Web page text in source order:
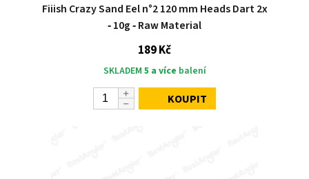
Fiiish Crazy Sand Eel n°2 120 mm Heads Dart 2x
‑ 10g ‑ Raw Material
189 Kč
SKLADEM 5 a více balení
KOUPIT